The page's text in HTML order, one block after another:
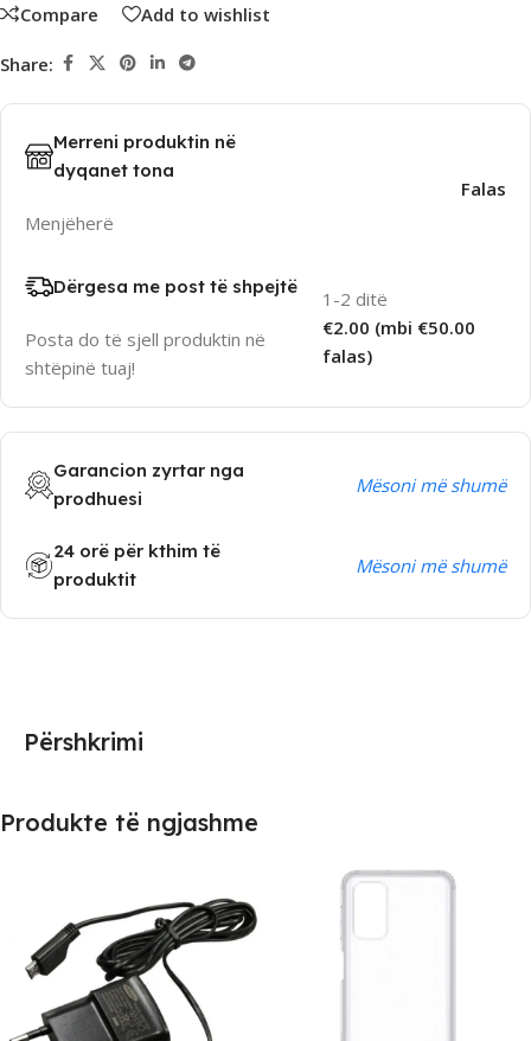
Compare Add to wishlist
Share:
Merreni produktin në
dyqanet tona
Menjëherë
Falas
Dërgesa me post të shpejtë
Posta do të sjell produktin në
shtëpinë tuaj!
1-2 ditë
€2.00 (mbi €50.00
falas)
Garancion zyrtar nga
prodhuesi
Mësoni më shumë
24 orë për kthim të
produktit
Mësoni më shumë
Përshkrimi
Produkte të ngjashme